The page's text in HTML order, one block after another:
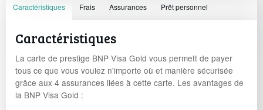
Caractéristiques Frais Assurances Prêt personnel
Caractéristiques
La carte de prestige BNP Visa Gold vous permett de payer
tous ce que vous voulez n'importe où et manière sécurisée
grâce aux 4 assurances liées à cette carte. Les avantages de
la BNP Visa Gold :